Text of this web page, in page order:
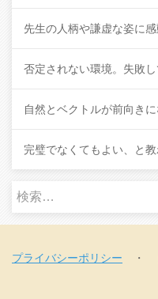
先生の人柄や謙虚な姿に
否定されない環境。失敗し
自然とベクトルが前向き
完璧でなくてもよい、と
検
索
プライバシーポリシー ・